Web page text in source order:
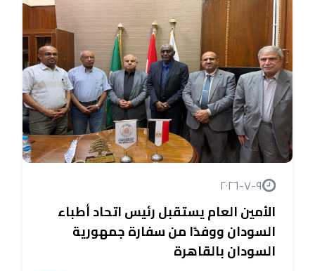
٩-٧-٢٠٢٦
الأمين العام يستقبل رئيس اتحاد أطباء
السودان ووفدًا من سفارة جمهورية
السودان بالقاهرة